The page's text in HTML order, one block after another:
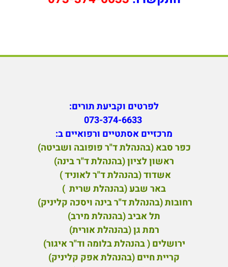
לפרטים וקביעת תורים:
מרכזיים אסתטיים ורפואיים ב:
כפר סבא (בהנהלת ד"ר פופובה ושביטה)
ראשון לציון (בהנהלת ד"ר בינה)
אשדוד (בהנהלת ד"ר לאוניד )
באר שבע (בהנהלת שרית )
רחובות (בהנהלת ד"ר בינה ויסכה קליניק)
תל אביב (בהנהלת מירב)
רמת גן (בהנהלת אורית)
ירושלים ( בהנהלת בלומה וד"ר איגור)
קריית חיים (בהנהלת אפק קליניק)